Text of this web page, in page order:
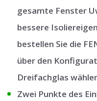
gesamte Fenster
bessere
bestellen Sie die
über den
Dreifachglas
Zwei Punkte des